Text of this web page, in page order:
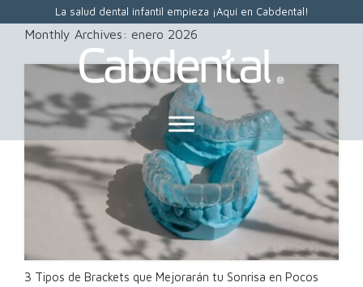
La salud dental infantil empieza ¡Aquí en Cabdental!
Monthly Archives: enero 2026
3 Tipos de Brackets que Mejorarán tu Sonrisa en Pocos